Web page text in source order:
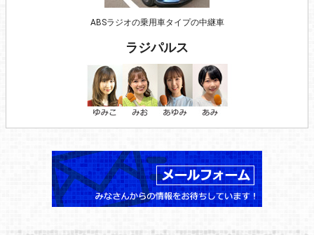
ABSラジオの乗用車タイプの中継車
ラジパルス